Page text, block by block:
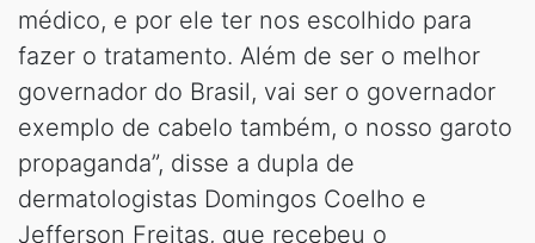
médico, e por ele ter nos escolhido para
fazer o tratamento. Além de ser o melhor
governador do Brasil, vai ser o governador
exemplo de cabelo também, o nosso garoto
propaganda”, disse a dupla de
dermatologistas Domingos Coelho e
Jefferson Freitas, que recebeu o